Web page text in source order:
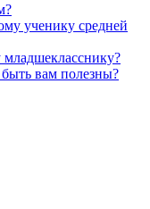
ученику средней
вам полезны?